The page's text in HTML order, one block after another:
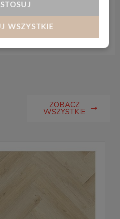
techniczna
ZOBACZ
WSZYSTKIE
WSZYSTKIE